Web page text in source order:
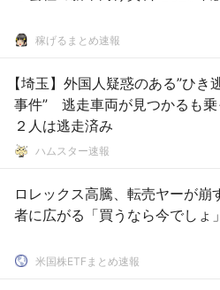
稼げるまとめ速報
【埼玉】外国人疑惑のある”ひき
事件” 逃走車両が見つかるも乗
２人は逃走済み
ハムスター速報
ロレックス高騰、転売ヤーが
者に広がる「買うなら今でしょ」
米国株ETFまとめ速報